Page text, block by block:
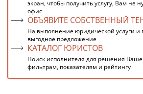
экран, чтобы получить услугу, Вам не
офис
ОБЪЯВИТЕ СОБСТВЕННЫЙ
На выполнение юридической услуги и
выгодное предложение
КАТАЛОГ ЮРИСТОВ
Поиск исполнителя для решения
фильтрам, показателям и рейтингу